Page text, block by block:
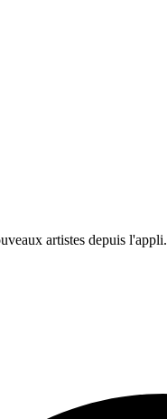
artistes depuis l'appli.